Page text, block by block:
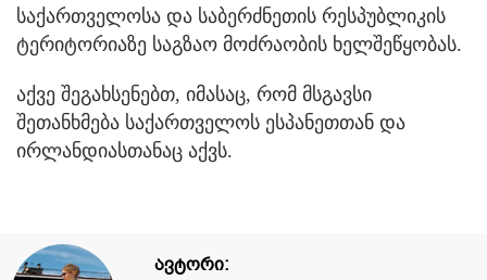
საქართველოსა და საბერძნეთის რესპუბლიკის
ტერიტორიაზე საგზაო მოძრაობის ხელშეწყობას.
აქვე შეგახსენებთ, იმასაც, რომ მსგავსი
შეთანხმება საქართველოს ესპანეთთან და
ირლანდიასთანაც აქვს.
ავტორი: